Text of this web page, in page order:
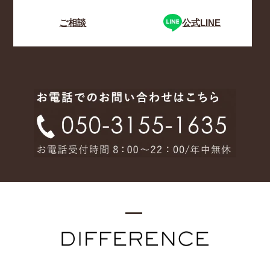
ご相談 公式LINE